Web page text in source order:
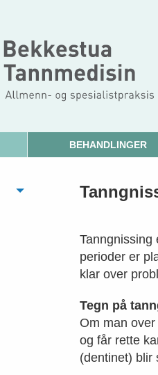
BEHANDLINGER
Tanngnissing
perioder er
klar over
Tegn på
Om man
og får rette
(dentinet) blir